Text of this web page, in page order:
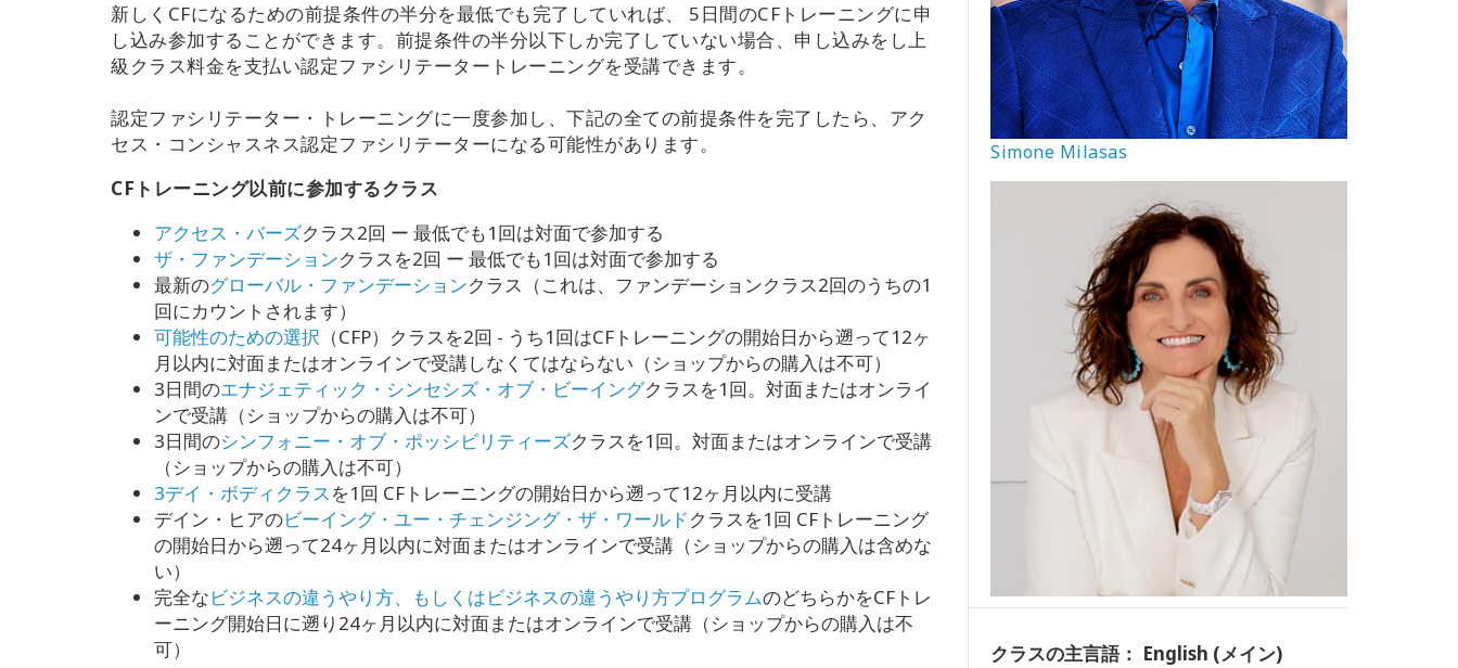
新しくCFになるための前提条件の半分を最低でも完了していれば、 5日間のCFトレーニングに申
し込み参加することができます。前提条件の半分以下しか完了していない場合、申し込みをし上
級クラス料金を支払い認定ファシリテータートレーニングを受講できます。
認定ファシリテーター・トレーニングに一度参加し、下記の全ての前提条件を完了したら、アク
セス・コンシャスネス認定ファシリテーターになる可能性があります。
CFトレーニング以前に参加するクラス
アクセス・バーズクラス2回 ー 最低でも1回は対面で参加する
ザ・ファンデーションクラスを2回 ー 最低でも1回は対面で参加する
最新のグローバル・ファンデーションクラス（これは、ファンデーションクラス2回のうちの1
回にカウントされます）
可能性のための選択 （CFP）クラスを2回 - うち1回はCFトレーニングの開始日から遡って12ヶ
月以内に対面またはオンラインで受講しなくてはならない（ショップからの購入は不可）
3日間のエナジェティック・シンセシズ・オブ・ビーイングクラスを1回。対面またはオンライ
ンで受講（ショップからの購入は不可）
3日間のシンフォニー・オブ・ポッシビリティーズクラスを1回。対面またはオンラインで受講
（ショップからの購入は不可）
3デイ・ボディクラスを1回 CFトレーニングの開始日から遡って12ヶ月以内に受講
デイン・ヒアのビーイング・ユー・チェンジング・ザ・ワールドクラスを1回 CFトレーニング
の開始日から遡って24ヶ月以内に対面またはオンラインで受講（ショップからの購入は含めな
い）
完全なビジネスの違うやり方、もしくはビジネスの違うやり方プログラムのどちらかをCFトレ
ーニング開始日に遡り24ヶ月以内に対面またはオンラインで受講（ショップからの購入は不
可）
Simone Milasas
クラスの主言語： English (メイン)